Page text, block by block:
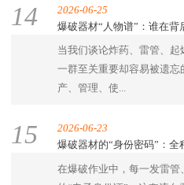
14
2026-06-25
爆破器材“人物谱”：谁在背
当我们谈论炸药、雷管、
一群至关重要却容易被遗
产、管理、使...
15
2026-06-23
爆破器材的“身份密码”：全
在爆破作业中，每一发雷管